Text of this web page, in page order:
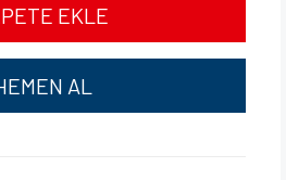
EKLE
AL